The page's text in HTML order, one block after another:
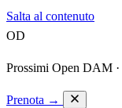
Salta al contenuto
OD
Prossimi Open DAM ·
Prenota →